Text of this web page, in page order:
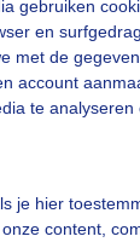
gebruiken
en
met de
account
te analyseren
je hier
content,
moment geduld